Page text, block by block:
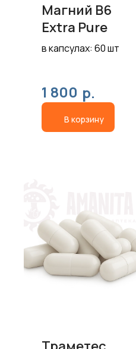
Магний B6
Extra Pure
в капсулах: 60 шт
1 800 р.
В корзину